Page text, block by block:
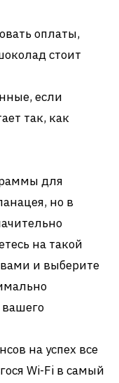
оплаты,
стоит
если
так, как
для
но в
на такой
и выберите
на успех все
Wi-Fi в самый